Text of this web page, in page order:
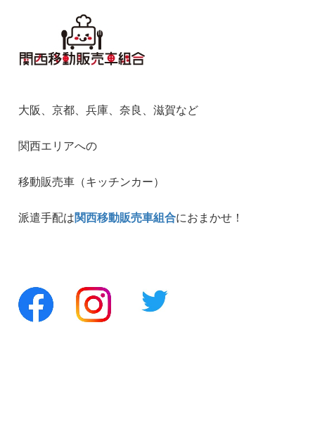
大阪、京都、兵庫、奈良、滋賀など
関西エリアへの
移動販売車（キッチンカー）
派遣手配は関西移動販売車組合におまかせ！